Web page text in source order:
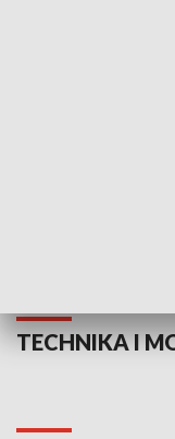
TECHNIKA I